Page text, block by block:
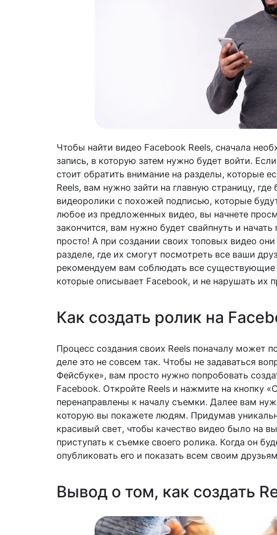
Чтобы найти видео Facebook Reels, сначала
запись, в которую затем нужно будет войти.
стоит обратить внимание на разделы, которые
Reels, вам нужно зайти на главную страницу,
видеоролики с похожей подписью, которые
любое из предложенных видео, вы начнете
закончится, вам нужно будет свайпнуть и
просто! А при создании своих топовых видео
разделе, где их смогут посмотреть все ваши
рекомендуем вам соблюдать все
которые описывает Facebook, и не нарушать их
Как создать ролик на
Процесс создания своих Reels поначалу может
деле это не совсем так. Чтобы не задаваться
Фейсбуке», вам просто нужно попробовать
Facebook. Откройте Reels и нажмите на кнопку
перенаправлены к началу съемки. Далее вам
которую вы покажете людям. Придумав
красивый свет, чтобы качество видео было на
приступать к съемке своего ролика. Когда он
опубликовать его и показать всем своим
Вывод о том, как создать